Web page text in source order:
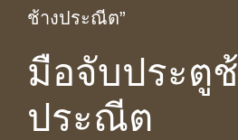
ช้างประณีต”
มือจับประตู
ประณีต